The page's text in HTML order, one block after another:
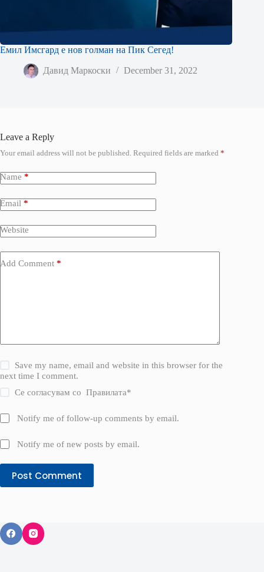
Емил Имсгард е нов голман на Пик Сегед!
Давид Маркоски December 31, 2022
Leave a Reply
Your email address will not be published. Required fields are marked *
Name *
Email *
Website
Add Comment *
Save my name, email and website in this browser for the
next time I comment.
Се согласувам соПравилата*
Notify me of follow-up comments by email.
Notify me of new posts by email.
Post Comment